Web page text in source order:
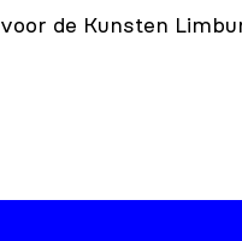
de Kunsten